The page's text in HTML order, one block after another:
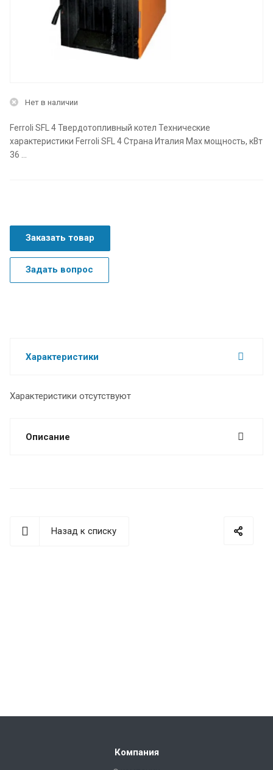
Нет в наличии
Ferroli SFL 4 Твердотопливный котел Технические
характеристики Ferroli SFL 4 Страна Италия Max мощность, кВт
36 ...
Заказать товар
Задать вопрос
Характеристики
Характеристики отсутствуют
Описание
Назад к списку
Компания